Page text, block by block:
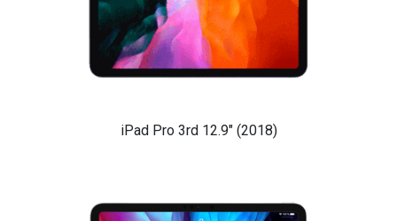
iPad Pro 3rd 12.9" (2018)